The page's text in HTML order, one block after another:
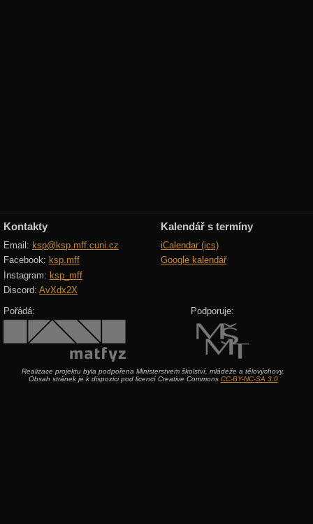
Kontakty
Email: ksp@ksp.mff.cuni.cz
Facebook: ksp.mff
Instagram: ksp_mff
Discord: AvXdx2X
Kalendář s termíny
iCalendar (ics)
Google kalendář
Pořádá: Podporuje:
Realizace projektu byla podpořena Ministerstvem školství, mládeže a tělovýchovy.
Obsah stránek je k dispozici pod licencí Creative Commons CC-BY-NC-SA 3.0